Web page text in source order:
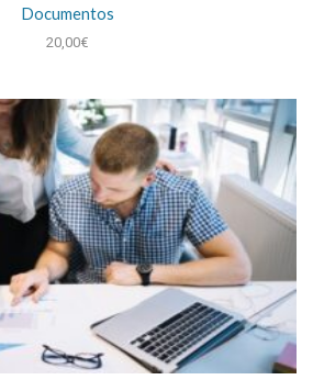
Documentos
20,00€